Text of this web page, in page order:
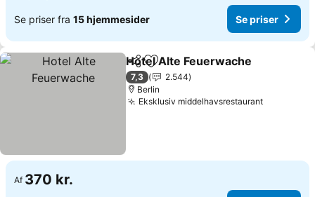
Se priser fra 15 hjemmesider Se priser
Del Føj til favoritter
Hotel Alte Feuerwache
7,3
2.544
Berlin
Eksklusiv middelhavsrestaurant
Af 370 kr.